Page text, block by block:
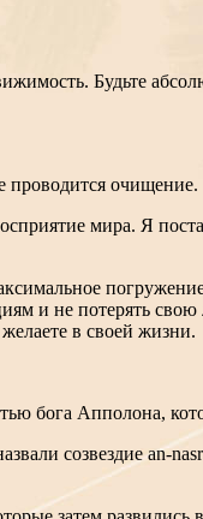
Будьте
проводится очищение.
мира. Я
и не потерять
в своей жизни.
бога Апполона,
созвездие an-